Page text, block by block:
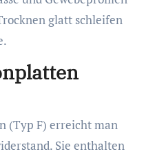
glatt schleifen
Sie enthalten